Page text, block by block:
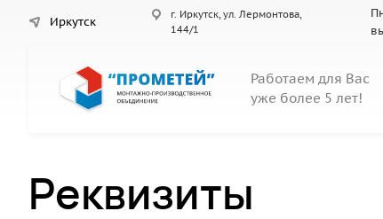
Иркутск
г. Иркутск, ул. Лермонтова,
144/1
Работаем для Вас
уже более 5 лет!
Реквизиты